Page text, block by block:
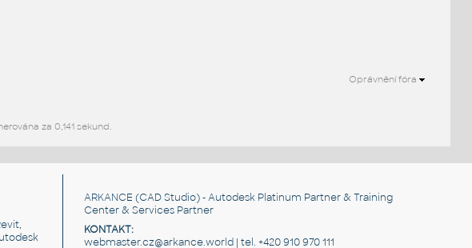
Oprávnění fóra
za 0,141 sekund.
ARKANCE (CAD Studio) - Autodesk Platinum Partner & Training
Center & Services Partner
KONTAKT:
webmaster.cz@arkance.world | tel. +420 910 970 111